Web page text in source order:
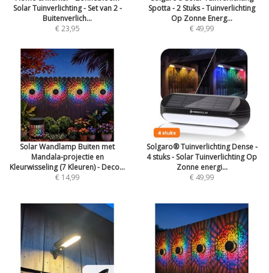
Solar Tuinverlichting - Set van 2 -
Buitenverlich...
€ 23,95
Spotta - 2 Stuks - Tuinverlichting
Op Zonne Energ...
€ 49,99
Solar Wandlamp Buiten met
Mandala-projectie en
Kleurwisseling (7 Kleuren) - Deco...
€ 14,99
Solgaro® Tuinverlichting Dense -
4 stuks - Solar Tuinverlichting Op
Zonne energi...
€ 49,99